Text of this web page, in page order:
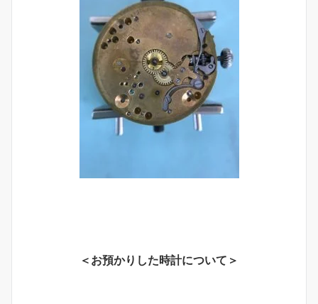
＜お預かりした時計について＞